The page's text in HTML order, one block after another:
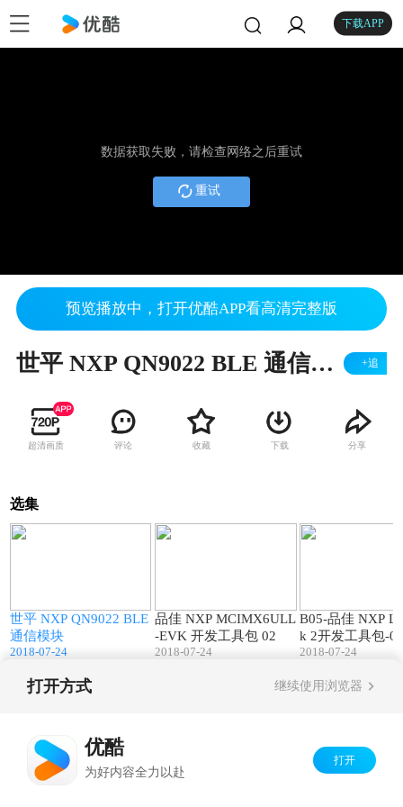
下载APP
数据获取失败，请检查网络之后重试
重试
预览播放中，打开优酷APP看高清完整版
世平 NXP QN9022 BLE 通信模块 +追
超清画质 评论 收藏 下载 分享
选集
世平 NXP QN9022 BLE
通信模块
2018-07-24
品佳 NXP MCIMX6ULL
-EVK 开发工具包 02
2018-07-24
B05-品佳 NXP
k 2开发工具包-
2018-07-24
打开方式 继续使用浏览器
优酷
为好内容全力以赴
打开